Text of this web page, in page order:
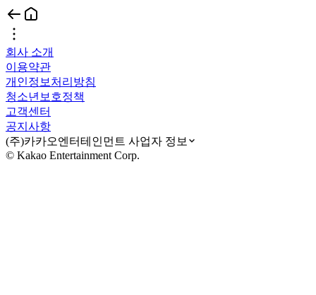
회사 소개
이용약관
개인정보처리방침
청소년보호정책
고객센터
공지사항
(주)카카오엔터테인먼트 사업자 정보
© Kakao Entertainment Corp.